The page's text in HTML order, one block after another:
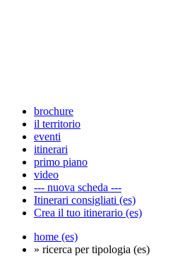
brochure
il territorio
eventi
itinerari
primo piano
video
--- nuova scheda ---
Itinerari consigliati (es)
Crea il tuo itinerario (es)
home (es)
» ricerca per tipologia (es)